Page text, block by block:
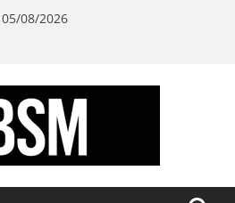
05/08/2026